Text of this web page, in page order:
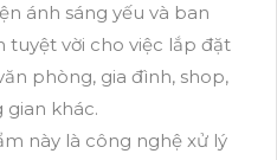
ánh sáng yếu và ban
tuyệt vời cho việc lắp đặt
phòng, gia đình, shop,
gian khác.
này là công nghệ xử lý